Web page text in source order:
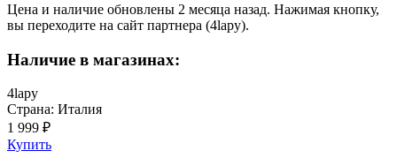
Цена и наличие обновлены 2 месяца назад. Нажимая кнопку,
вы переходите на сайт партнера (4lapy).
Наличие в магазинах:
4lapy
Страна: Италия
1 999 ₽
Купить